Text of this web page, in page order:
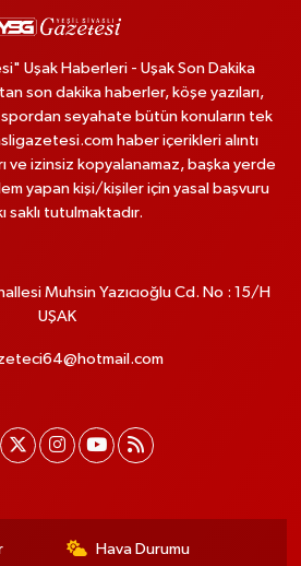
Uşak Haberleri - Uşak Son Dakika
son dakika haberler, köşe yazıları,
seyahate bütün konuların tek
haber içerikleri alıntı
ve izinsiz kopyalanamaz, başka yerde
yapan kişi/kişiler için yasal başvuru
saklı tutulmaktadır.
Muhsin Yazıcıoğlu Cd. No : 15/H
UŞAK
Hava Durumu